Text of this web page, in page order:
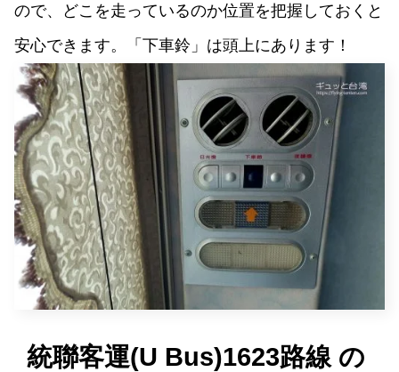
ので、どこを走っているのか位置を把握しておくと
安心できます。「下車鈴」は頭上にあります！
統聯客運(U Bus)1623路線 の